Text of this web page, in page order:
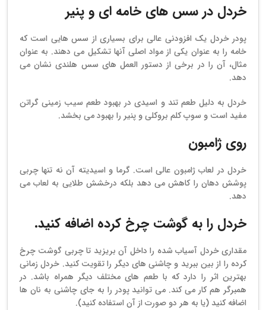
خردل در سس های خامه ای و پنیر
پودر خردل یک افزودنی عالی برای بسیاری از سس هایی است که
خامه را به عنوان یکی از مواد اصلی آنها تشکیل می دهند. به عنوان
مثال، آن را در برخی از دستور العمل های سس هلندی نشان می
دهد.
خردل به دلیل طعم تند و اسیدی در بهبود طعم سیب زمینی گراتن
مفید است و سوپ کلم بروکلی و پنیر را بهبود می بخشد.
روی ژامبون
خردل در لعاب ژامبون عالی است. گرما و اسیدیته آن نه تنها چربی
پوشش دهان را کاهش می دهد بلکه درخشش طلایی به لعاب می
دهد.
خردل را به گوشت چرخ کرده اضافه کنید.
مقداری خردل آسیاب شده را داخل آن بریزید تا چربی گوشت چرخ
کرده را از بین ببرید و چاشنی های دیگر را تقویت کنید. خردل زمانی
بهترین اثر را دارد که با طعم های مختلف دیگر همراه باشد. در
همبرگر هم کار می کند. می توانید پودر را به جای چاشنی به نان ها
اضافه کنید (یا به هر دو صورت از آن استفاده کنید).